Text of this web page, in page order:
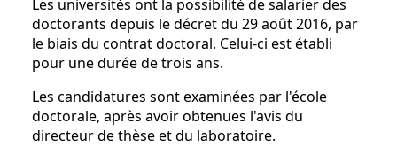
Les universités ont la possibilité de salarier des
doctorants depuis le décret du 29 août 2016, par
le biais du contrat doctoral. Celui-ci est établi
pour une durée de trois ans.
Les candidatures sont examinées par l'école
doctorale, après avoir obtenues l'avis du
directeur de thèse et du laboratoire.